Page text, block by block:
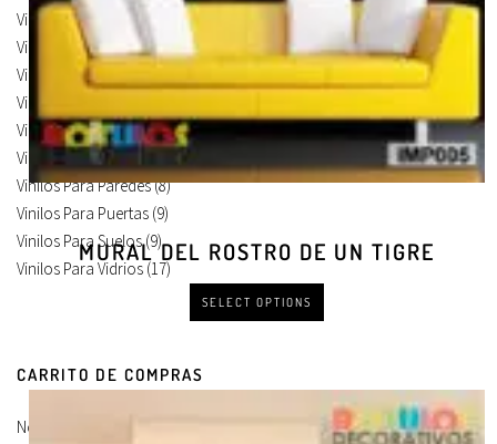
MURAL DEL ROSTRO DE UN TIGRE
SELECT OPTIONS
Vinilos de Ilustración
Vinilos de Marcas(19)
Vinilos de Pegatinas
(9)
Vinilos Para Armarios
Vinilos Para Coches(21)
Vinilos Para Frigorificos
(11)
Vinilos Para Paredes(8)
Vinilos Para Puertas (9)
Vinilos Para Suelos (9)
Vinilos Para Vidrios (17)
CARRITO DE COMPRAS
No hay productos en el carrito.